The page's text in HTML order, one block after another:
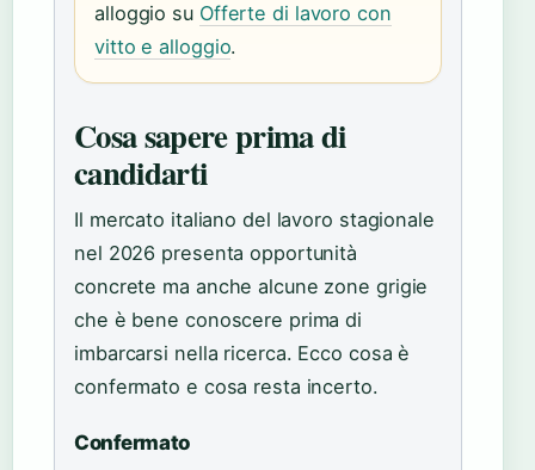
alloggio su Offerte di lavoro con
vitto e alloggio.
Cosa sapere prima di
candidarti
Il mercato italiano del lavoro stagionale
nel 2026 presenta opportunità
concrete ma anche alcune zone grigie
che è bene conoscere prima di
imbarcarsi nella ricerca. Ecco cosa è
confermato e cosa resta incerto.
Confermato